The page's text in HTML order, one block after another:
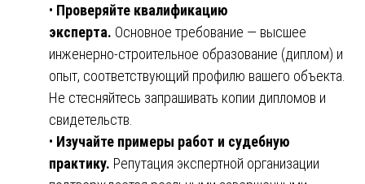
• Проверяйте квалификацию
эксперта. Основное требование — высшее
инженерно-строительное образование (диплом) и
опыт, соответствующий профилю вашего объекта.
Не стесняйтесь запрашивать копии дипломов и
свидетельств.
• Изучайте примеры работ и судебную
практику. Репутация экспертной организации